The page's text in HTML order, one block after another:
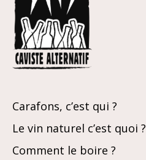
Carafons, c’est qui ?
Le vin naturel c’est quoi ?
Comment le boire ?